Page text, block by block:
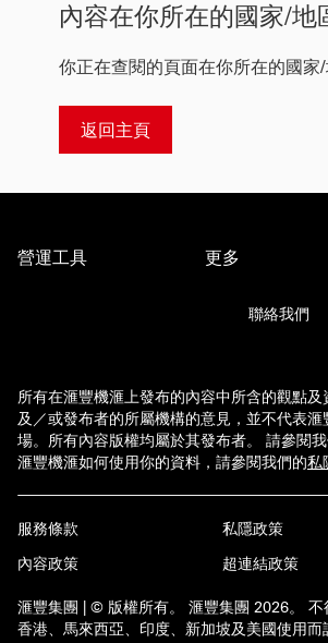
內容在你所在的國家/地
你正在查閱的頁面在你所在的國家/
返回主頁
營運工具 更多
聯絡我們
所有在滙豐機滙上發布的內容中所含的觀點
及／或發布者的所屬機構的意見，並不代表滙
場。所有內容版權均屬於其發布者。 請參閱
滙豐機滙如何使用你的資料，請參閱我們的私
服務條款
私隱政策
內容政策
超連結政策
滙豐集團 | © 版權所有。 滙豐集團 2026。
香港、馬來西亞、印度、新加坡及美國使用而